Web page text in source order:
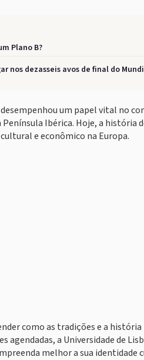
Plano B?
nos dezasseis avos de final do
um papel vital no
Ibérica. Hoje, a história
e econômico na Europa.
como as tradições e a
agendadas, a Universidade de
melhor a sua identidade